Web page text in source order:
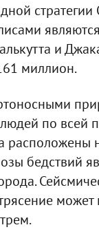
и
миллион.
по всей
бедствий